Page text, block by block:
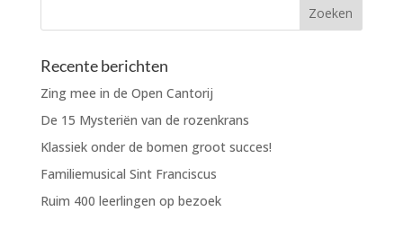
Recente berichten
Zing mee in de Open Cantorij
De 15 Mysteriën van de rozenkrans
Klassiek onder de bomen groot succes!
Familiemusical Sint Franciscus
Ruim 400 leerlingen op bezoek